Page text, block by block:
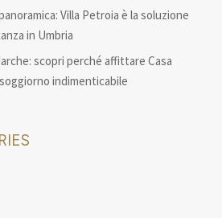
Villa Petroia è la soluzione
in Umbria
scopri perché affittare Casa
indimenticabile